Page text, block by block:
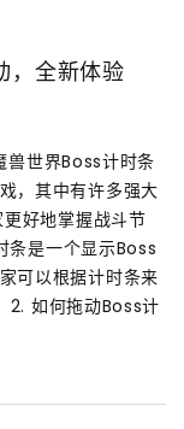
，全新体验
兽世界Boss计时条
，其中有许多强大
好地掌握战斗节
条是一个显示Boss
可以根据计时条来
2. 如何拖动Boss计